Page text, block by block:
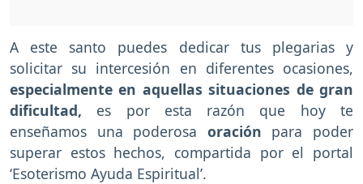
A este santo puedes dedicar tus plegarias y
solicitar su intercesión en diferentes ocasiones,
especialmente en aquellas situaciones de gran
dificultad, es por esta razón que hoy te
enseñamos una poderosa oración para poder
superar estos hechos, compartida por el portal
‘Esoterismo Ayuda Espiritual’.